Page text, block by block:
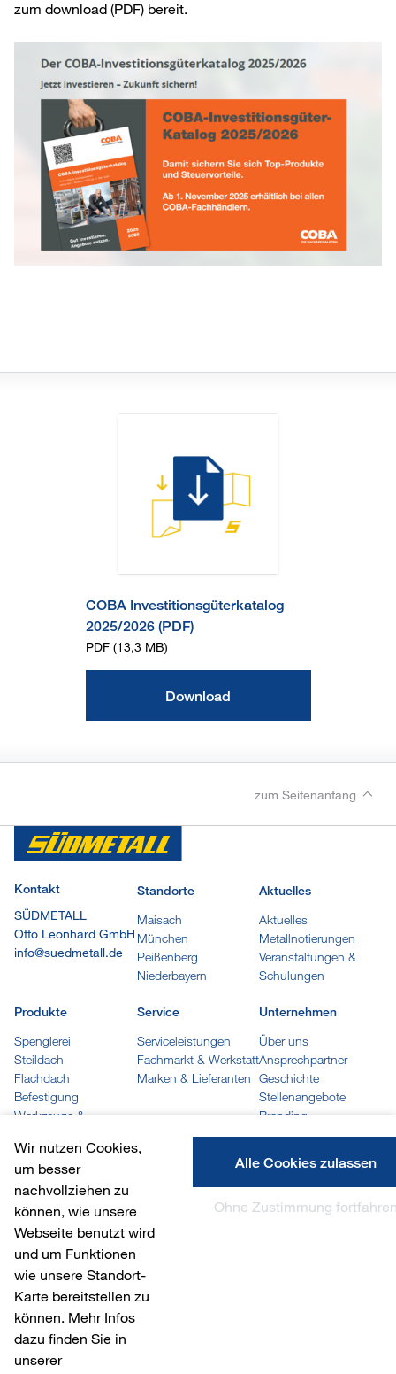
zum download (PDF) bereit.
COBA Investitionsgüterkatalog
2025/2026 (PDF)
PDF (13,3 MB)
Download
zum Seitenanfang
Kontakt
SÜDMETALL
Otto Leonhard GmbH
info@suedmetall.de
Standorte
Maisach
München
Peißenberg
Niederbayern
Aktuelles
Aktuelles
Metallnotierungen
Veranstaltungen &
Schulungen
Produkte
Spenglerei
Steildach
Flachdach
Befestigung
Werkzeuge &
Trapez- und Wellprofile
Kleben, Dichten &
Reinigen
Löten
Farben
Service
Serviceleistungen
Fachmarkt & Werkstatt
Marken & Lieferanten
Unternehmen
Über uns
Ansprechpartner
Geschichte
Stellenangebote
Branding
© 2026 Südmetall Otto Leonhard GmbH
Wir nutzen Cookies,
um besser
nachvollziehen zu
können, wie unsere
Webseite benutzt wird
und um Funktionen
wie unsere Standort-
Karte bereitstellen zu
können. Mehr Infos
dazu finden Sie in
unserer
Alle Cookies zulassen
Ohne Zustimmung